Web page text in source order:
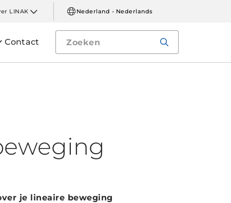
LINAK Nederland - Nederlands
Contact
je lineaire beweging